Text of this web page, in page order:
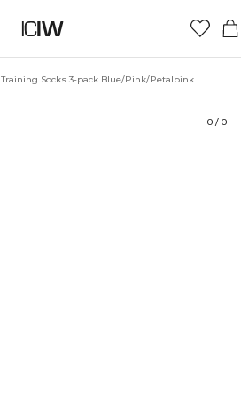
Training Socks 3-pack Blue/Pink/Petalpink
0 / 0